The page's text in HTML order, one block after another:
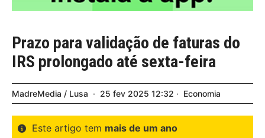
Prazo para validação de faturas do
IRS prolongado até sexta-feira
MadreMedia / Lusa 25 fev 2025 12:32 Economia
Este artigo tem mais de um ano